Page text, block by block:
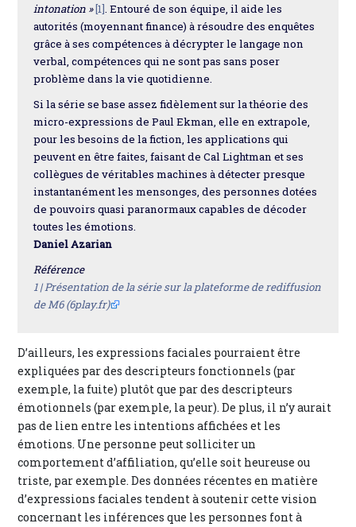
intonation »[1]. Entouré de son équipe, il aide les
autorités (moyennant finance) à résoudre des enquêtes
grâce à ses compétences à décrypter le langage non
verbal, compétences qui ne sont pas sans poser
problème dans la vie quotidienne.
Si la série se base assez fidèlement sur la théorie des
micro-expressions de Paul Ekman, elle en extrapole,
pour les besoins de la fiction, les applications qui
peuvent en être faites, faisant de Cal Lightman et ses
collègues de véritables machines à détecter presque
instantanément les mensonges, des personnes dotées
de pouvoirs quasi paranormaux capables de décoder
toutes les émotions.
Daniel Azarian
Référence
1 |Présentation de la série sur la plateforme de rediffusion
de M6 (6play.fr)
D’ailleurs, les expressions faciales pourraient être
expliquées par des descripteurs fonctionnels (par
exemple, la fuite) plutôt que par des descripteurs
émotionnels (par exemple, la peur). De plus, il n’y aurait
pas de lien entre les intentions affichées et les
émotions. Une personne peut solliciter un
comportement d’affiliation, qu’elle soit heureuse ou
triste, par exemple. Des données récentes en matière
d’expressions faciales tendent à soutenir cette vision
concernant les inférences que les personnes font à